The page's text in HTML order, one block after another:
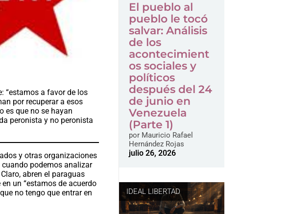
“estamos a favor de los
por recuperar a esos
es que no se hayan
peronista y no peronista
y otras organizaciones
cuando podemos analizar
abren el paraguas
un “estamos de acuerdo
no tengo que entrar en
El pueblo al
pueblo le tocó
salvar: Análisis
de los
acontecimient
os sociales y
políticos
después del 24
de junio en
Venezuela
(Parte 1)
porMauricio Rafael
Hernández Rojas
julio 26, 2026
IDEAL LIBERTAD